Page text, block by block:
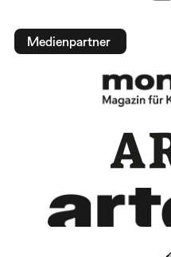
Medienpartner